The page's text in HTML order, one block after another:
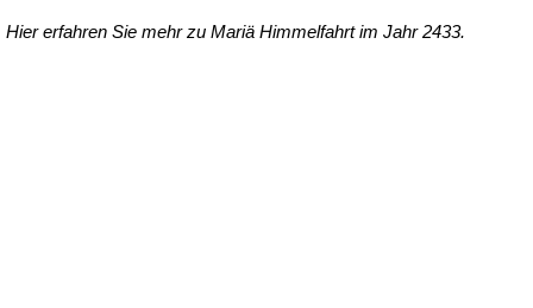
Hier erfahren Sie mehr zu Mariä Himmelfahrt im Jahr 2433.